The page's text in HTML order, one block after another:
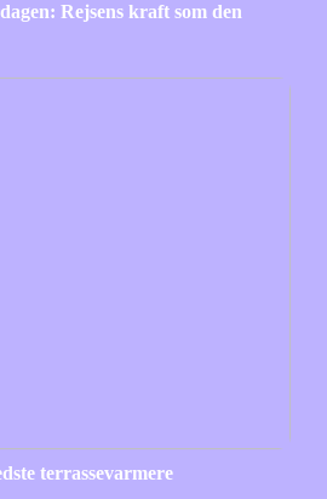
Rejsens kraft som den
terrassevarmere